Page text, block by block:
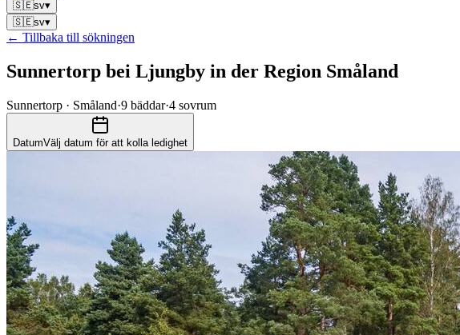
🇸🇪sv▾
🇸🇪sv▾
← Tillbaka till sökningen
Sunnertorp bei Ljungby in der Region Småland
Sunnertorp · Småland·9 bäddar·4 sovrum
DatumVälj datum för att kolla ledighet